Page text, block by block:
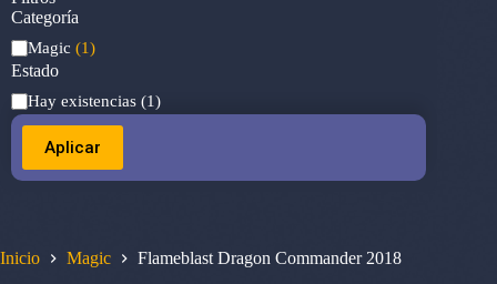
Inicio Magic Flameblast Dragon Commander 2018
Categoría
Categoría
Magic (1)
Estado
Estado
Hay existencias (1)
Aplicar